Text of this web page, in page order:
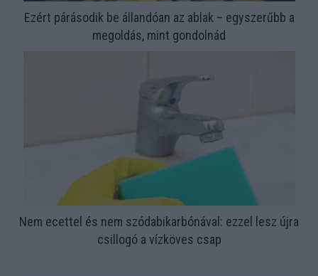
Ezért párásodik be állandóan az ablak – egyszerűbb a
megoldás, mint gondolnád
Nem ecettel és nem szódabikarbónával: ezzel lesz újra
csillogó a vízköves csap